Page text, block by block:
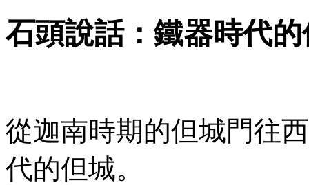
石頭說話：鐵器時代
從迦南時期的但城門往
代的但城。